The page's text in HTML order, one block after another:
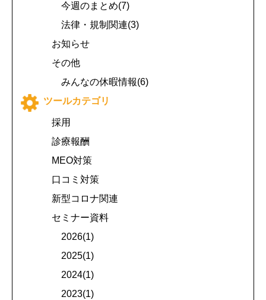
今週のまとめ(7)
法律・規制関連(3)
お知らせ
その他
みんなの休暇情報(6)
ツールカテゴリ
採用
診療報酬
MEO対策
口コミ対策
新型コロナ関連
セミナー資料
2026(1)
2025(1)
2024(1)
2023(1)